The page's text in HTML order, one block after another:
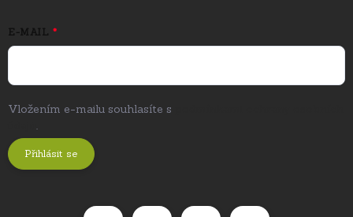
E-MAIL
Vložením e-mailu souhlasíte s
Přihlásit se